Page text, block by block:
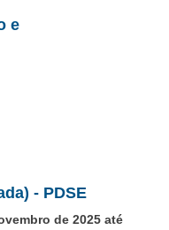
e
- PDSE
de 2025 até